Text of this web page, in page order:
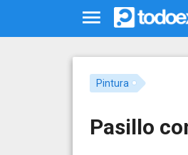
Pintura
Pasillo